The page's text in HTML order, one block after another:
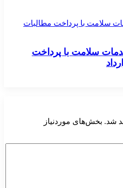
سلامت با پرداخت
شد. بخش‌های موردنیاز